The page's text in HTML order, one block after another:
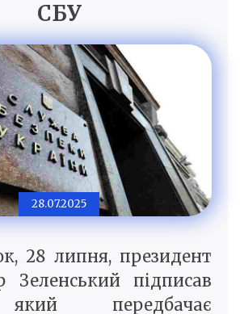
СБУ
28.07.2025
28 липня, президент
Зеленський підписав
передбачає